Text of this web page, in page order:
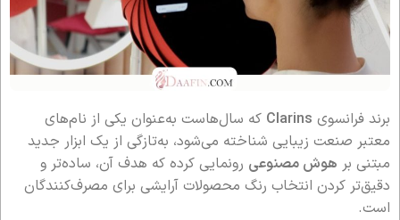
برند فرانسوی Clarins که سال‌هاست به‌عنوان یکی از نام‌های
معتبر صنعت زیبایی شناخته می‌شود، به‌تازگی از یک ابزار جدید
مبتنی بر هوش مصنوعی رونمایی کرده که هدف آن، ساده‌تر و
دقیق‌تر کردن انتخاب رنگ محصولات آرایشی برای مصرف‌کنندگان
است.